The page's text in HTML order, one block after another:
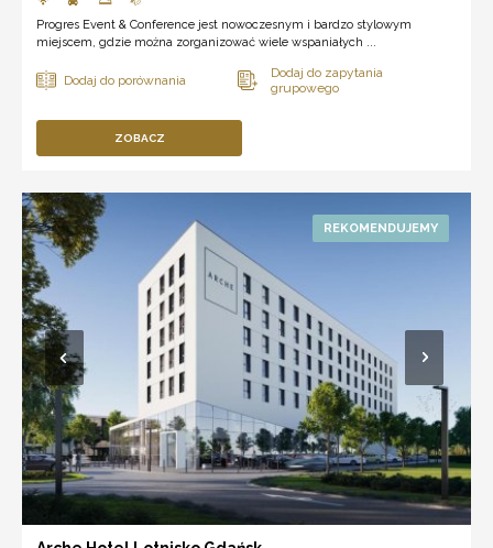
Progres Event & Conference jest nowoczesnym i bardzo stylowym
miejscem, gdzie można zorganizować wiele wspaniałych ...
ZOBACZ